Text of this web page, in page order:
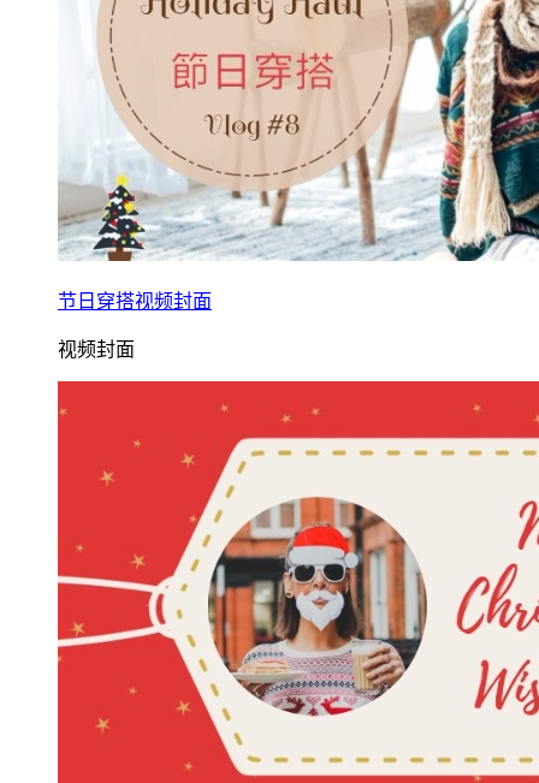
节日穿搭视频封面
视频封面